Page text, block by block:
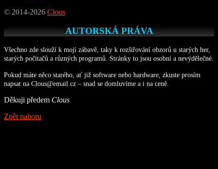
© 2014-2026 Clous
AUTORSKÁ PRÁVA
Všechno zde slouží k mojí zábavě, taky k rozšiřování obzorů u starých her,
starých počítačů a různých programů. Stránky to jsou osobní a nevýdělečné.
Pokud máte něco starého, ať již software nebo hardware, zkuste prosím
napsat na Clous@email.cz – snad se domluvíme a i na ceně.
Děkuji předem Clous
Zpět nahoru